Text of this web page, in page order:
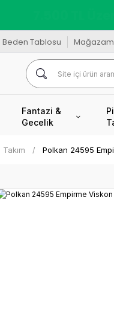
Beden Tablosu
Fantazi &
Gecelik
Polkan 24595